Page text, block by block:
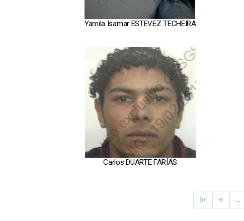
Yamila Isamar ESTEVEZ TECHEIRA
Carlos DUARTE FARÍAS
Primera
página
|‹‹
Página
anterior
‹‹ …